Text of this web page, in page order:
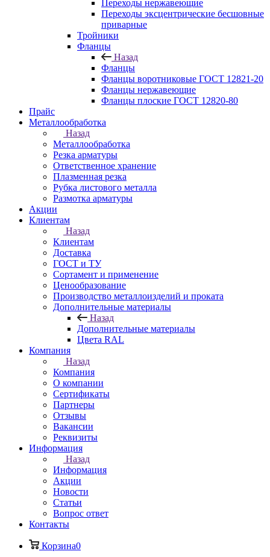
Переходы нержавеющие
Переходы эксцентрические бесшовные
приварные
Тройники
Фланцы
Назад
Фланцы
Фланцы воротниковые ГОСТ 12821-20
Фланцы нержавеющие
Фланцы плоские ГОСТ 12820-80
Прайс
Металлообработка
Назад
Металлообработка
Резка арматуры
Ответственное хранение
Плазменная резка
Рубка листового металла
Размотка арматуры
Акции
Клиентам
Назад
Клиентам
Доставка
ГОСТ и ТУ
Сортамент и применение
Ценообразование
Производство металлоизделий и проката
Дополнительные материалы
Назад
Дополнительные материалы
Цвета RAL
Компания
Назад
Компания
О компании
Сертификаты
Партнеры
Отзывы
Вакансии
Реквизиты
Информация
Назад
Информация
Акции
Новости
Статьи
Вопрос ответ
Контакты
Корзина0